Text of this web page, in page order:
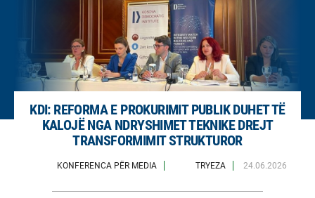
KDI: REFORMA E PROKURIMIT PUBLIK DUHET TË
KALOJË NGA NDRYSHIMET TEKNIKE DREJT
TRANSFORMIMIT STRUKTUROR
KONFERENCA PËR MEDIA TRYEZA 24.06.2026